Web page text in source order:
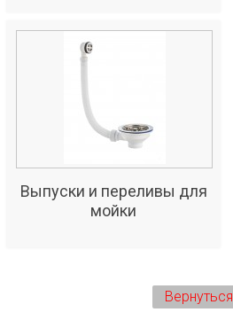
Выпуски и переливы для
мойки
Вернуться